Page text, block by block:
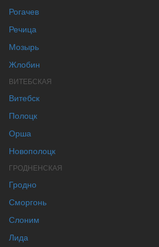
Рогачев
Речица
Мозырь
Жлобин
ВИТЕБСКАЯ
Витебск
Полоцк
Орша
Новополоцк
ГРОДНЕНСКАЯ
Гродно
Сморгонь
Слоним
Лида